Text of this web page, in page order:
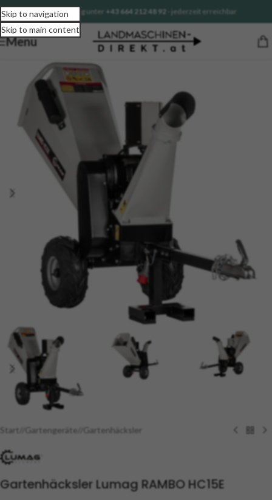
Skip to navigation
Skip to main content
Sofortberatung unter +43 664 212 48 92 - jederzeit erreichbar
Menu
Start Gartengeräte Gartenhäcksler
Gartenhäcksler Lumag RAMBO HC15E